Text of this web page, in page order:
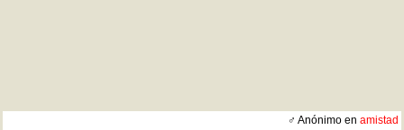
♂ Anónimo en amistad